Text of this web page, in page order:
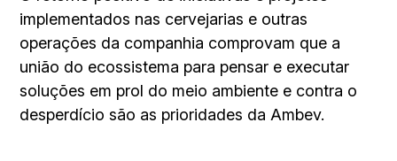
implementados nas cervejarias e outras
operações da companhia comprovam que a
união do ecossistema para pensar e executar
soluções em prol do meio ambiente e contra o
desperdício são as prioridades da Ambev.